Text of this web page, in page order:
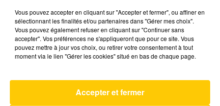
Vous pouvez accepter en cliquant sur "Accepter et fermer", ou affiner en
sélectionnant les finalités et/ou partenaires dans "Gérer mes choix".
Vous pouvez également refuser en cliquant sur "Continuer sans
accepter". Vos préférences ne s'appliqueront que pour ce site. Vous
pouvez mettre à jour vos choix, ou retirer votre consentement à tout
moment via le lien "Gérer les cookies" situé en bas de chaque page.
Accepter et fermer